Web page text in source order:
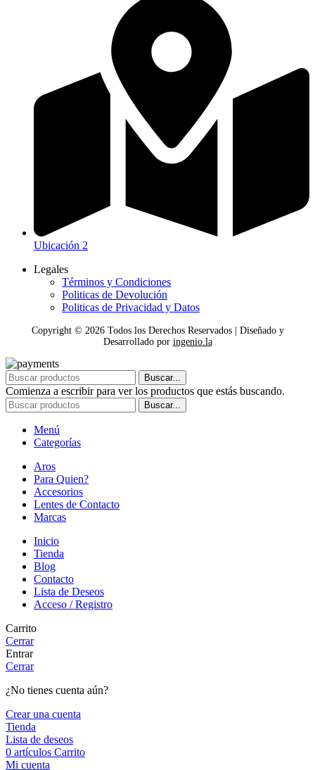
Ubicación 2
Legales
Términos y Condiciones
Politicas de Devolución
Politicas de Privacidad y Datos
Copyright © 2026Todos los Derechos Reservados | Diseñado y
Desarrollado por ingenio.la
Buscar...
Comienza a escribir para ver los productos que estás buscando.
Buscar...
Menú
Categorías
Aros
Para Quien?
Accesorios
Lentes de Contacto
Marcas
Inicio
Tienda
Blog
Contacto
Lista de Deseos
Acceso / Registro
Carrito
Cerrar
Entrar
Cerrar
¿No tienes cuenta aún?
Crear una cuenta
Tienda
Lista de deseos
0 artículos Carrito
Mi cuenta